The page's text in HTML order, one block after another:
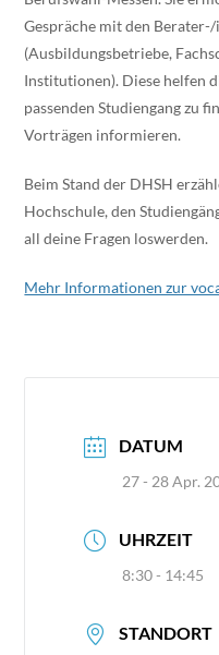
Gespräche mit den
(Ausbildungsbetriebe,
Institutionen). Diese helfen
passenden Studiengang zu
Vorträgen informieren.
Beim Stand der DHSH
Hochschule, den
all deine Fragen loswerden.
Mehr Informationen zur
DATUM
27 - 28 Apr.
UHRZEIT
8:30 - 14:45
STANDORT